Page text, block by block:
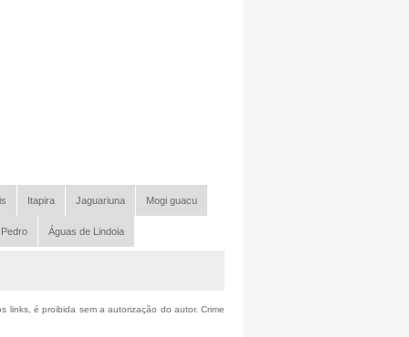
Itapira Jaguariuna Mogi guacu
Águas de Lindoia
links, é proibida sem a autorização do autor. Crime